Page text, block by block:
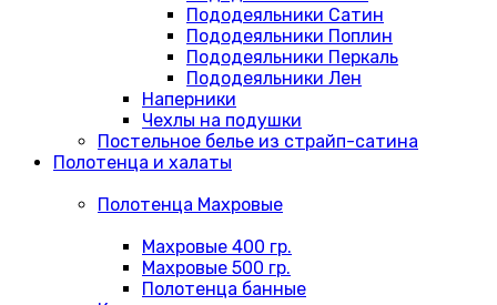
Пододеяльники Сатин
Пододеяльники Поплин
Пододеяльники Перкаль
Пододеяльники Лен
Наперники
Чехлы на подушки
Постельное белье из страйп-сатина
Полотенца и халаты
Полотенца Махровые
Махровые 400 гр.
Махровые 500 гр.
Полотенца банные